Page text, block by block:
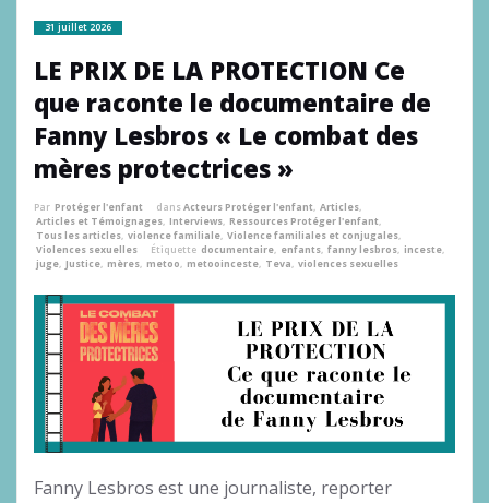
31 juillet 2026
LE PRIX DE LA PROTECTION Ce
que raconte le documentaire de
Fanny Lesbros « Le combat des
mères protectrices »
Par Protéger l'enfant dansActeurs Protéger l'enfant, Articles,
Articles et Témoignages, Interviews, Ressources Protéger l'enfant,
Tous les articles, violence familiale, Violence familiales et conjugales,
Violences sexuelles
Étiquette documentaire, enfants, fanny lesbros, inceste,
juge, Justice, mères, metoo, metooinceste, Teva, violences sexuelles
Fanny Lesbros est une journaliste, reporter